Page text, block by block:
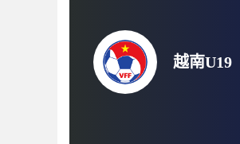
越南U19